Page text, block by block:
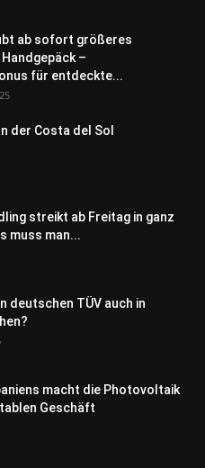
ab sofort größeres
–
für entdeckte...
der Costa del Sol
streikt ab Freitag in ganz
muss man...
deutschen TÜV auch in
macht die Photovoltaik
Geschäft